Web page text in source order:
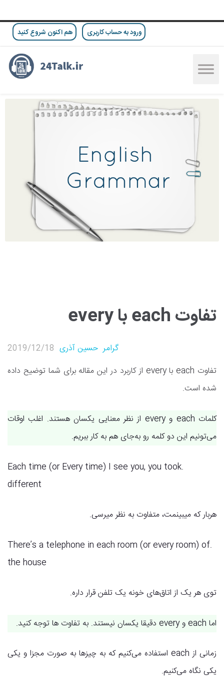
ورود به حساب کاربری هم اکنون شروع کنید
تفاوت each با every
2019/12/18 حسین آذری گرامر
تفاوت each با every از کاربرد در این مقاله برای شما توضیح داده
شده است.
کلمات each و every از نظر معنایی یکسان هستند. اغلب اوقات
می‌تونیم این دو کلمه رو به‌جای هم به کار ببریم.
.Each time (or Every time) I see you, you took
different
هربار که میبینمت، متفاوت به نظر میرسی.
.There’s a telephone in each room (or every room) of
the house
توی هر یک از اتاق‌های خونه یک تلفن قرار داره.
اما each و every دقیقا یکسان نیستند. به تفاوت ها توجه کنید.
زمانی از each استفاده می‌کنیم که به چیزها به صورت مجزا و یکی
یکی نگاه می‌کنیم.